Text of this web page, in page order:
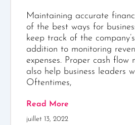
Maintaining accurate
of the best ways for
keep track of the
addition to monitoring
expenses. Proper cash flow
also help business leaders
Oftentimes,
Read More
juillet 13, 2022